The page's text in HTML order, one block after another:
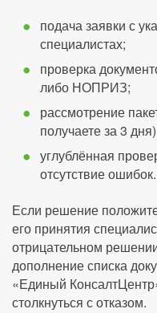
подача заявки с
специалистах;
проверка
либо НОПРИЗ;
рассмотрение
получаете за 3
углублённая
отсутствие ошибок.
Если решение
его принятия
отрицательном
дополнение списка
«Единый
столкнуться с отказом.